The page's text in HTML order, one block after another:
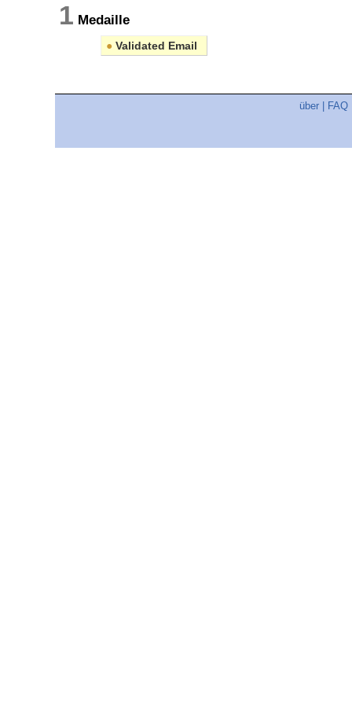
1 Medaille
● Validated Email
über FAQ